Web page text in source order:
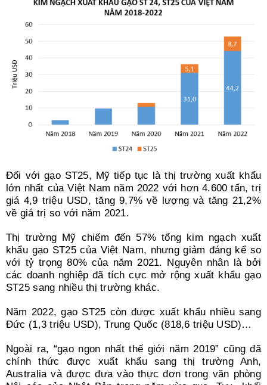
Đối với gạo ST25, Mỹ tiếp tục là thị trường xuất khẩu
lớn nhất của Việt Nam năm 2022 với hơn 4.600 tấn, trị
giá 4,9 triệu USD, tăng 9,7% về lượng và tăng 21,2%
về giá trị so với năm 2021.
Thị trường Mỹ chiếm đến 57% tổng kim ngạch xuất
khẩu gạo ST25 của Việt Nam, nhưng giảm đáng kể so
với tỷ trọng 80% của năm 2021. Nguyên nhân là bởi
các doanh nghiệp đã tích cực mở rộng xuất khẩu gạo
ST25 sang nhiều thị trường khác.
Năm 2022, gạo ST25 còn được xuất khẩu nhiều sang
Đức (1,3 triệu USD), Trung Quốc (818,6 triệu USD)…
Ngoài ra, “gạo ngon nhất thế giới năm 2019” cũng đã
chính thức được xuất khẩu sang thị trường Anh,
Australia và được đưa vào thực đơn trong văn phòng